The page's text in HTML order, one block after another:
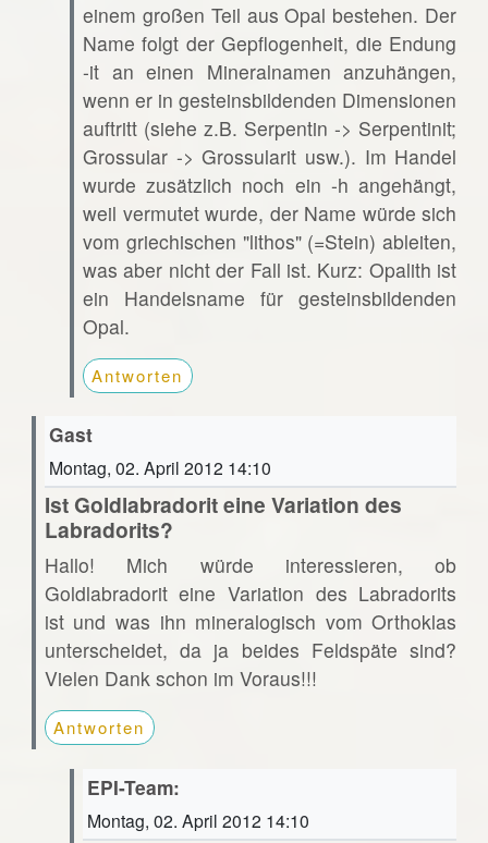
einem großen Teil aus Opal bestehen. Der
Name folgt der Gepflogenheit, die Endung
-it an einen Mineralnamen anzuhängen,
wenn er in gesteinsbildenden Dimensionen
auftritt (siehe z.B. Serpentin -> Serpentinit;
Grossular -> Grossularit usw.). Im Handel
wurde zusätzlich noch ein -h angehängt,
weil vermutet wurde, der Name würde sich
vom griechischen "lithos" (=Stein) ableiten,
was aber nicht der Fall ist. Kurz: Opalith ist
ein Handelsname für gesteinsbildenden
Opal.
Antworten
Gast
Montag, 02. April 2012 14:10
Ist Goldlabradorit eine Variation des
Labradorits?
Hallo! Mich würde interessieren, ob
Goldlabradorit eine Variation des Labradorits
ist und was ihn mineralogisch vom Orthoklas
unterscheidet, da ja beides Feldspäte sind?
Vielen Dank schon im Voraus!!!
Antworten
EPI-Team:
Montag, 02. April 2012 14:10